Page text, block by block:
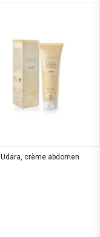
Udara, crème abdomen